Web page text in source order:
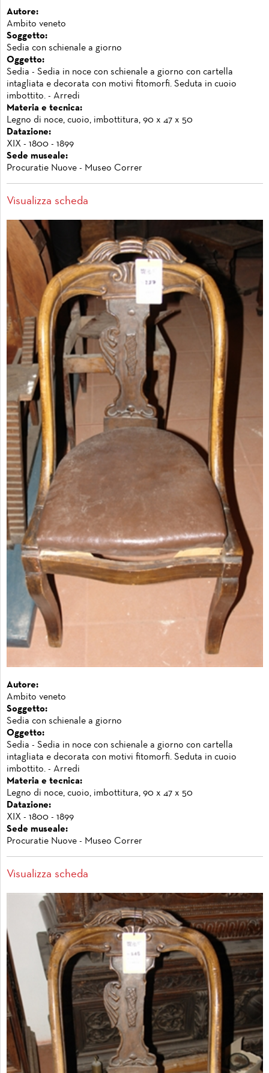
Autore:
Ambito veneto
Soggetto:
Sedia con schienale a giorno
Oggetto:
Sedia - Sedia in noce con schienale a giorno con cartella
intagliata e decorata con motivi fitomorfi. Seduta in cuoio
imbottito. - Arredi
Materia e tecnica:
Legno di noce, cuoio, imbottitura, 90 x 47 x 50
Datazione:
XIX - 1800 - 1899
Sede museale:
Procuratie Nuove - Museo Correr
Visualizza scheda
Autore:
Ambito veneto
Soggetto:
Sedia con schienale a giorno
Oggetto:
Sedia - Sedia in noce con schienale a giorno con cartella
intagliata e decorata con motivi fitomorfi. Seduta in cuoio
imbottito. - Arredi
Materia e tecnica:
Legno di noce, cuoio, imbottitura, 90 x 47 x 50
Datazione:
XIX - 1800 - 1899
Sede museale:
Procuratie Nuove - Museo Correr
Visualizza scheda